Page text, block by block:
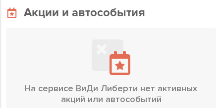
Акции и автособытия
На сервисе ВиДи Либерти нет активных
акций или автособытий